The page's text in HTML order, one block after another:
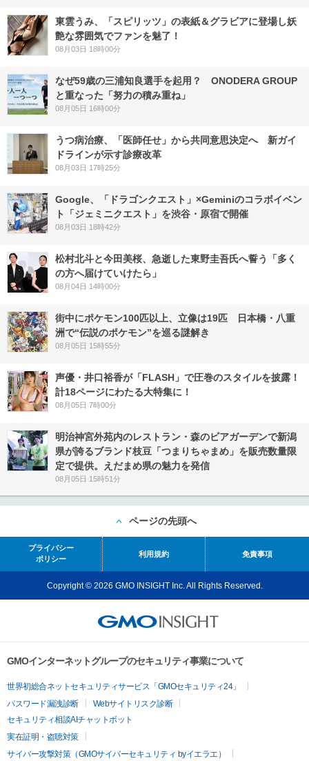
東雲うみ、「スピリッツ」の表紙＆グラビアに登場し妖
艶な雰囲気でファンを魅了！
08月03日 18時00分
なぜ59歳の三浦知良選手を起用？ ONODERA GROUP
と重なった「努力の積み重ね」
08月05日 16時00分
うつ病治療、「医師任せ」から共同意思決定へ 新ガイ
ドラインが示す診療改革
08月03日 17時25分
Google、「ドラゴンクエスト」×Geminiのコラボイベン
ト「ジェミニクエスト」を渋谷・原宿で開催
08月03日 18時42分
松村北斗と今田美桜、急逝した東野圭吾氏へ誓う「多く
の方へ届けていけたら」
08月04日 14時00分
街中にポケモン100匹以上、立像は19匹 日本橋・八重
洲で“伝説のポケモン”を巡る謎解き
08月05日 15時55分
声優・井口裕香が「FLASH」で圧巻のスタイルを披露！
計18ページにわたる大特集に！
08月05日 7時00分
明治神宮外苑内のレストラン・森のビアガーデンで新潟
県が誇るブランド枝豆「つまりちゃまめ」を販売数量限
定で提供。えだまめ県の魅力を発信
08月05日 15時51分
ページの先頭へ
プライバシー
ポリシー
利用規約 免責事項
Copyright © 2026 GMO INSIGHT Inc. All Rights Reserved.
GMOインターネットグループのセキュリティ事業について
世界初総合ネットセキュリティサービス「GMOセキュリティ24」
パスワード漏洩診断
Webサイトリスク診断
セキュリティ相談AIチャットボット
実在証明・盗聴対策
サイバー攻撃対策（GMOサイバーセキュリティ byイエラエ）